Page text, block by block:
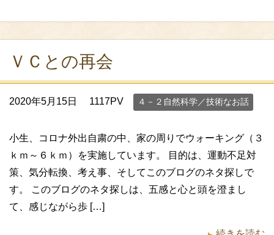
ＶＣとの再会
2020年5月15日 1117PV ４－２自然科学／技術なお話
小生、コロナ外出自粛の中、家の周りでウォーキング（３
ｋｍ～６ｋｍ）を実施しています。 目的は、運動不足対
策、気分転換、考え事、そしてこのブログのネタ探しで
す。 このブログのネタ探しは、五感と心と頭を澄まし
て、感じながら歩 […]